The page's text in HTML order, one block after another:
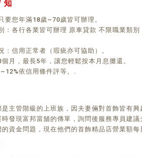
知
要您年滿18歲~70歲皆可辦理。
：各行各業皆可辦理 原車貸款 不限職業類別
：信用正常者（瑕疵亦可協助）。
月，最長5年，讓您輕鬆按本月息攤還。
依信用條件評等。.
是主管階級的上班族，因夫妻倆對首飾皆有
發現富邦當舖的傳單，詢問後服務專員建
資金問題，現在他們的首飾精品店營業額